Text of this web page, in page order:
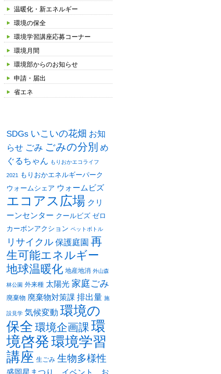
温暖化・新エネルギー
環境の保全
環境学習講座応募コーナー
環境月間
環境部からのお知らせ
申請・届出
省エネ
SDGs いこいの花畑 お知
らせ ごみ ごみの分別 め
ぐるちゃん もりおかエコライフ
2021 もりおかエネルギーパーク
ウォームシェア ウォームビズ
エコアス広場 クリ
ーンセンター クールビズ ゼロ
カーボンアクション ペットボトル
リサイクル 保護庭園 再
生可能エネルギー
地球温暖化 地産地消 外山森
林公園 外来種 太陽光 家庭ごみ
廃棄物 廃棄物対策課 排出量 施
設見学 気候変動 環境の
保全 環境企画課 環
境啓発環境学習
講座 生ごみ 生物多様性